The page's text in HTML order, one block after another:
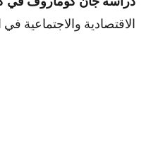
الاقتصادية والاجتماعية